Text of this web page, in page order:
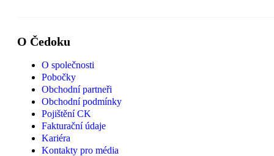
O Čedoku
O společnosti
Pobočky
Obchodní partneři
Obchodní podmínky
Pojištění CK
Fakturační údaje
Kariéra
Kontakty pro média